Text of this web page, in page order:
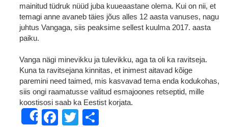
mainitud tüdruk nüüd juba kuueaastane olema. Kui on nii, et
temagi anne avaneb täies jõus alles 12 aasta vanuses, nagu
juhtus Vangaga, siis peaksime sellest kuulma 2017. aasta
paiku.
Vanga nägi minevikku ja tulevikku, aga ta oli ka ravitseja.
Kuna ta ravitsejana kinnitas, et inimest aitavad kõige
paremini need taimed, mis kasvavad tema enda kodukohas,
siis ongi raamatusse valitud esmajoones retseptid, mille
koostisosi saab ka Eestist korjata.
ShareFacebook
Twitter